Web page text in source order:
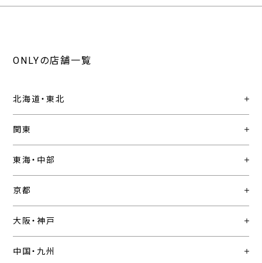
ONLYの店舗一覧
北海道・東北
関東
東海・中部
京都
大阪・神戸
中国・九州